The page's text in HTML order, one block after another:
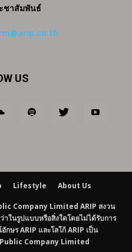
ชาสัมพันธ์
US
Lifestyle About Us
Company Limited ARIP สงวน
ในรูปแบบหรือสิ่งใดโดยไม่ได้รับการ
ษร ARIP และโลโก้ ARIP เป็น
Public Company Limited